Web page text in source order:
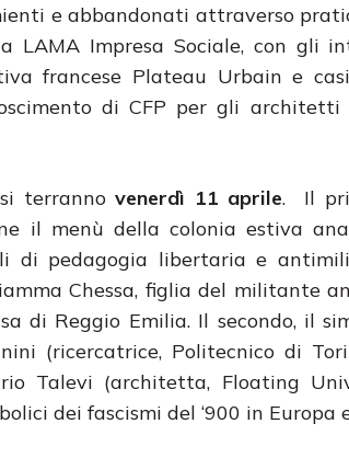
e abbandonati attraverso
LAMA Impresa Sociale, con gli
francese Plateau Urbain e
di CFP per gli architetti
terranno venerdì 11 aprile. Il
il menù della colonia estiva
di pedagogia libertaria e
Chessa, figlia del militante
di Reggio Emilia. Il secondo, il
(ricercatrice, Politecnico di
Talevi (architetta, Floating
dei fascismi del ‘900 in Europa